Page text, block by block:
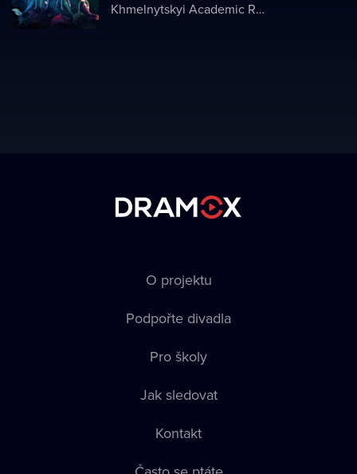
Khmelnytskyi Academic Regional Puppet Theater
O projektu
Podpořte divadla
Pro školy
Jak sledovat
Kontakt